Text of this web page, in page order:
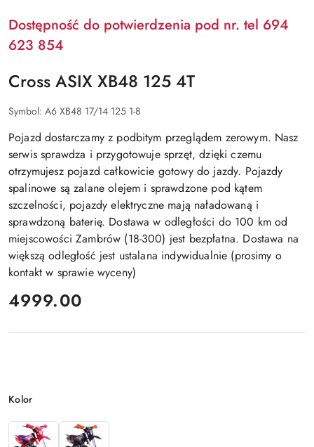
Dostępność do potwierdzenia pod nr. tel 694
623 854
Cross ASIX XB48 125 4T
Symbol: A6 XB48 17/14 125 1-8
Pojazd dostarczamy z podbitym przeglądem zerowym. Nasz
serwis sprawdza i przygotowuje sprzęt, dzięki czemu
otrzymujesz pojazd całkowicie gotowy do jazdy. Pojazdy
spalinowe są zalane olejem i sprawdzone pod kątem
szczelności, pojazdy elektryczne mają naładowaną i
sprawdzoną baterię. Dostawa w odległości do 100 km od
miejscowości Zambrów (18-300) jest bezpłatna. Dostawa na
większą odległość jest ustalana indywidualnie (prosimy o
kontakt w sprawie wyceny)
cena:
4999.00
Wariant
Kolor